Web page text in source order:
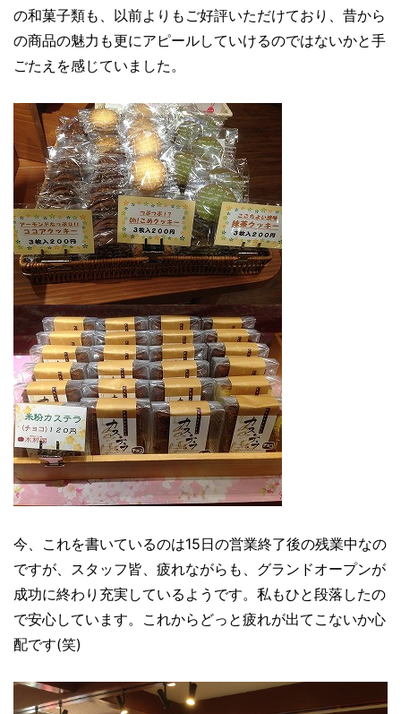
の和菓子類も、以前よりもご好評いただけており、昔から
の商品の魅力も更にアピールしていけるのではないかと手
ごたえを感じていました。
今、これを書いているのは15日の営業終了後の残業中なの
ですが、スタッフ皆、疲れながらも、グランドオープンが
成功に終わり充実しているようです。私もひと段落したの
で安心しています。これからどっと疲れが出てこないか心
配です(笑)